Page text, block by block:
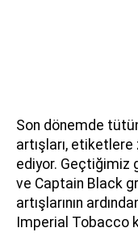
Son dönemde
artışları,
ediyor. Geçtiğimiz
ve Captain Black
artışlarının
Imperial Tobacco